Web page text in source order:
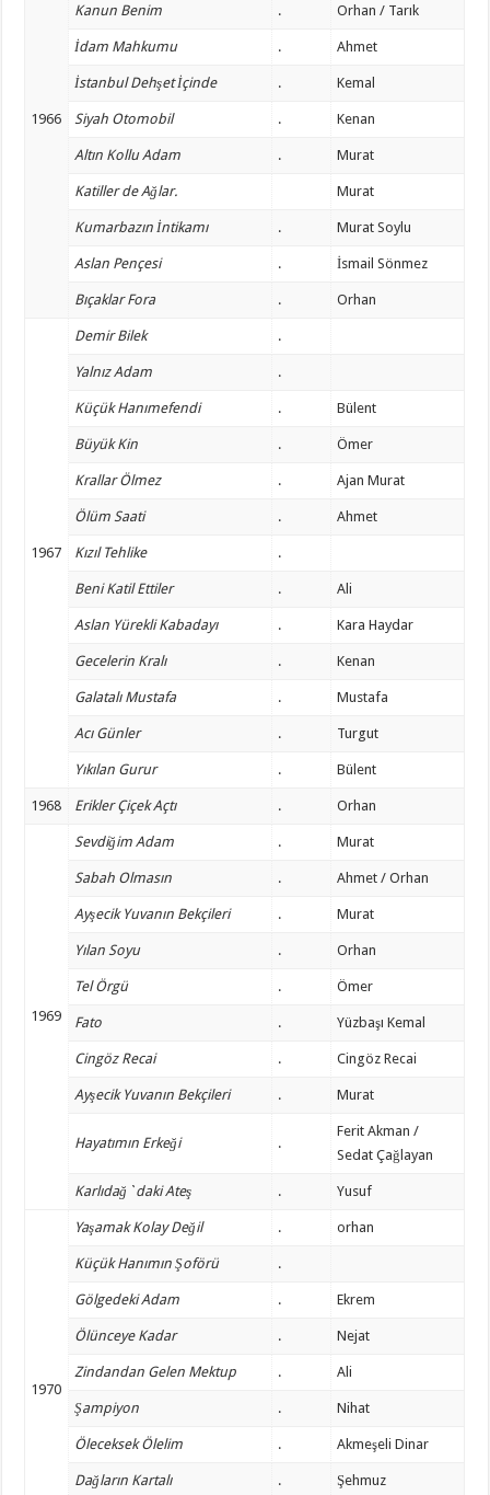
1966
Kanun Benim . Orhan / Tarık
İdam Mahkumu . Ahmet
İstanbul Dehşet İçinde . Kemal
Siyah Otomobil . Kenan
Altın Kollu Adam . Murat
Katiller de Ağlar. Murat
Kumarbazın İntikamı . Murat Soylu
Aslan Pençesi . İsmail Sönmez
Bıçaklar Fora . Orhan
1967
Demir Bilek .
Yalnız Adam .
Küçük Hanımefendi . Bülent
Büyük Kin . Ömer
Krallar Ölmez . Ajan Murat
Ölüm Saati . Ahmet
Kızıl Tehlike .
Beni Katil Ettiler . Ali
Aslan Yürekli Kabadayı . Kara Haydar
Gecelerin Kralı . Kenan
Galatalı Mustafa . Mustafa
Acı Günler . Turgut
Yıkılan Gurur . Bülent
1968 Erikler Çiçek Açtı . Orhan
1969
Sevdiğim Adam . Murat
Sabah Olmasın . Ahmet / Orhan
Ayşecik Yuvanın Bekçileri . Murat
Yılan Soyu . Orhan
Tel Örgü . Ömer
Fato . Yüzbaşı Kemal
Cingöz Recai . Cingöz Recai
Ayşecik Yuvanın Bekçileri . Murat
Hayatımın Erkeği .
Ferit Akman /
Sedat Çağlayan
Karlıdağ`daki Ateş . Yusuf
1970
Yaşamak Kolay Değil . orhan
Küçük Hanımın Şoförü .
Gölgedeki Adam . Ekrem
Ölünceye Kadar . Nejat
Zindandan Gelen Mektup . Ali
Şampiyon . Nihat
Öleceksek Ölelim . Akmeşeli Dinar
Dağların Kartalı . Şehmuz